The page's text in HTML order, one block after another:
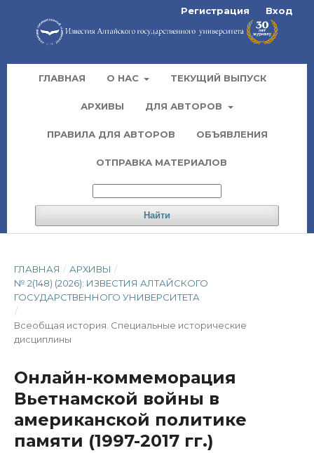
ГЛАВНАЯ О НАС ТЕКУЩИЙ ВЫПУСК
АРХИВЫ ДЛЯ АВТОРОВ
ПРАВИЛА ДЛЯ АВТОРОВ ОБЪЯВЛЕНИЯ
ОТПРАВКА МАТЕРИАЛОВ
Найти
Регистрация Вход
ГЛАВНАЯ / АРХИВЫ /
№ 2(148) (2026): ИЗВЕСТИЯ АЛТАЙСКОГО
ГОСУДАРСТВЕННОГО УНИВЕРСИТЕТА
/
Всеобщая история. Специальные исторические
дисциплины
Онлайн-коммеморация
Вьетнамской войны в
американской политике
памяти (1997-2017 гг.)